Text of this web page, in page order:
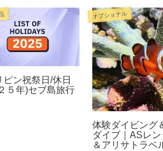
ピン祝祭日/休日
５年)セブ島旅行
オプショナル
体験ダイビング
ダイブ｜ASレ
＆アリサトラベ